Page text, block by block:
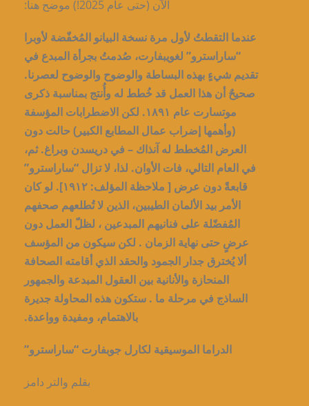
الآن (حتى عام 2025!) موضح هنا:
عندما التقطتُ لأول مرة نسخة البيانو المُخفّضة لأوبرا
“ساراسترو” لغويبفارت، صُدمتُ بجرأة المبدع في
تقديم شيءٍ بهذه البساطة والوضوح والوضوح لعصرنا.
صحيحٌ أن هذا العمل قد خُطط له وأُنتج بمناسبة ذكرى
موتسارت عام ١٨٩١. لكن الاضطرابات المؤسفة
(وأهمها إضراب عمال المطابع الكبير) حالت دون
العرض المُخطط له آنذاك – في دريسدن وبراغ. ثم،
في العام التالي، فات الأوان. لذا، لا تزال “ساراسترو”
قابعةً دون عرض [ ملاحظة المؤلف: ١٩١٢]. لو كان
الأمر بيد الألمان الطيبين، الذين لا تُطلعهم صحفهم
المُفضّلة على فنانيهم المبدعين ، لظلّ العمل دون
عرضٍ حتى نهاية الزمان . لكن سيكون من المؤسف
ألا يُخترق جدار الجمود والحقد الذي أقامته الصحافة
المنحازة والأنانية بين العقول المبدعة والجمهور
الساذج في مرحلة ما . ستكون هذه المحاولة جديرة
بالاهتمام، ومفيدة وواعدة.
الدراما الموسيقية لكارل جوبفارت “ساراسترو”
بقلم والتر دامز